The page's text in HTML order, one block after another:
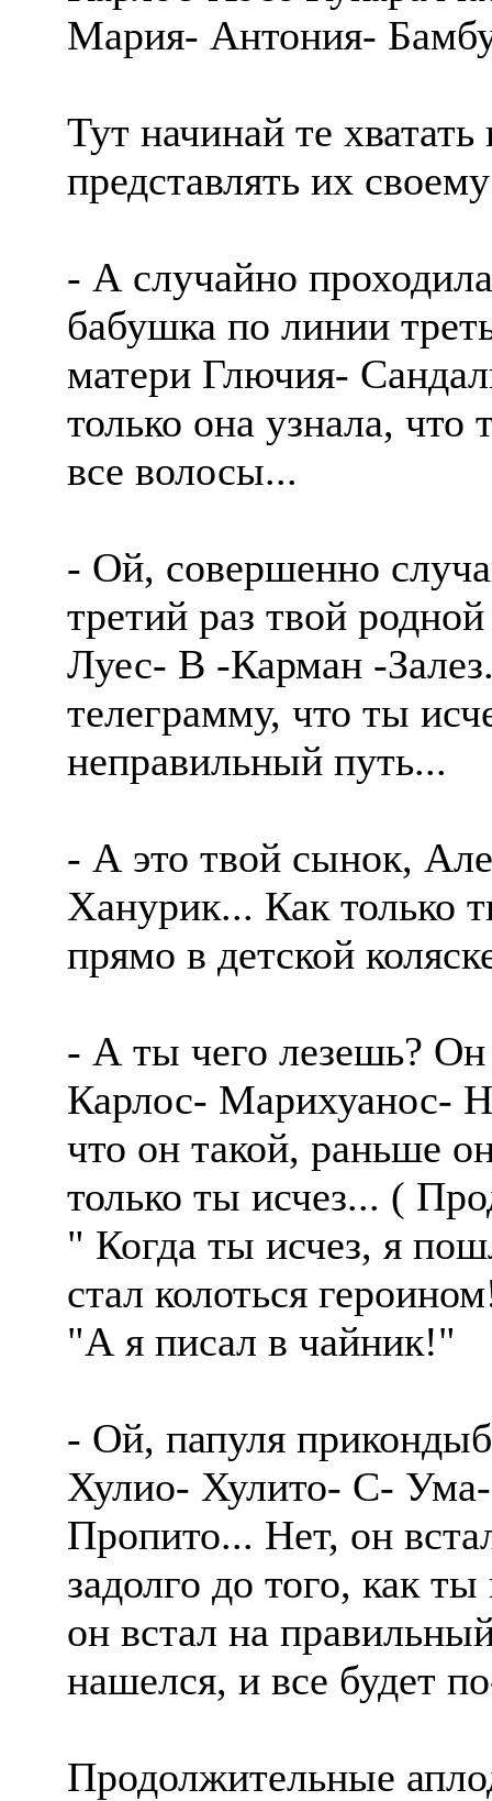
Мария- Антония-
Тут начинай те
представлять их
- А случайно
бабушка по линии
матери Глючия-
только она узнала,
все волосы...
- Ой, совершенно
третий раз твой
Луес- В -Карман -
телеграмму, что ты
неправильный путь...
- А это твой сынок,
Ханурик... Как только
прямо в детской
- А ты чего лезешь? Он
Карлос- Марихуанос-
что он такой, раньше
только ты исчез... (
" Когда ты исчез, я
стал колоться
"А я писал в чайник!"
- Ой, папуля
Хулио- Хулито- С-
Пропито... Нет, он
задолго до того, как
он встал на
нашелся, и все будет
Продолжительные